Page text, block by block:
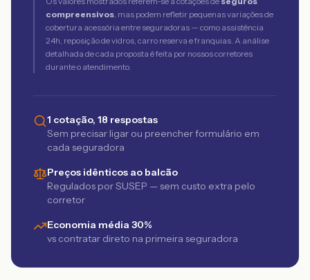
compreensivos, mas podem refletir pequenas variações de
cobertura acessória entre seguradoras — como assistência
24h, reposição de vidros, carro reserva e franquias. A análise
detalhada de cada proposta é feita por nossos corretores
durante o atendimento.
1 cotação, 18 respostas
Sem precisar ligar ou preencher formulário em
cada seguradora
Preços idênticos ao balcão
Regulados por SUSEP — sem custo extra pelo
corretor
Economia média 30%
vs contratar direto na primeira seguradora